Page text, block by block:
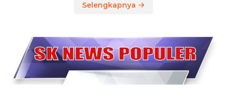
Selengkapnya